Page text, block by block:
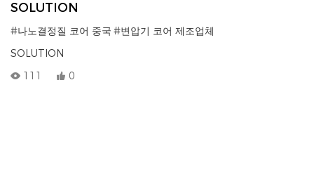
SOLUTION
#나노결정질 코어 중국 #변압기 코어 제조업체
SOLUTION
111
0